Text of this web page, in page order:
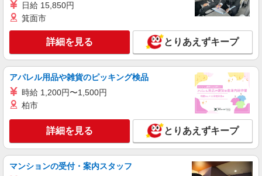
日給 15,850円
箕面市
詳細を見る とりあえずキープ
アパレル用品や雑貨のピッキング検品
時給 1,200円〜1,500円
柏市
詳細を見る とりあえずキープ
マンションの受付・案内スタッフ